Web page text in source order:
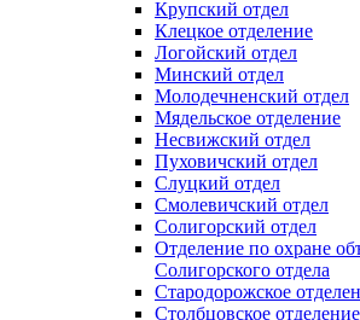
Крупский отдел
Клецкое отделение
Логойский отдел
Минский отдел
Молодечненский отдел
Мядельское отделение
Несвижский отдел
Пуховичский отдел
Слуцкий отдел
Смолевичский отдел
Солигорский отдел
Отделение по охране
Солигорского отдела
Стародорожское
Столбцовское отделение